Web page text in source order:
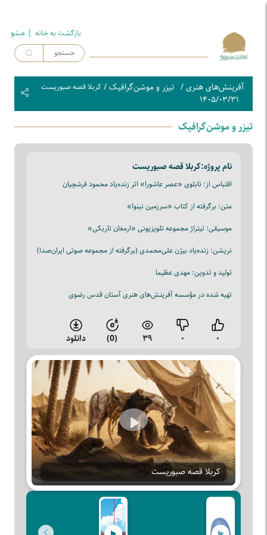
بازگشت به خـانه | مــنـو
آفرینش‌های هنری/ تیزر و موشن‌گرافیک/ کربلا قصه صبوریست
۱۴۰۵/۰۳/۳۱
تیزر و موشن‌گرافیک
نام پروژه:کربلا قصه صبوریست
اقتباس از: تابلوی «عصر عاشورا» اثر زنده‌یاد محمود فرشچیان
متن: برگرفته از کتاب «سرزمین نینوا»
موسیقی: تیتراژ مجموعه تلویزیونی «ارمغان تاریکی»
نریشن: زنده‌یاد بیژن علی‌محمدی (برگرفته از مجموعه صوتی ایران‌صدا)
تولید و تدوین: مهدی عظیما
تهیه‌ شده در مؤسسه آفرینش‌های هنری آستان قدس رضوی
۰ ۰ ۳۹ (0) دانلود
Play
کربلا قصه صبوریست